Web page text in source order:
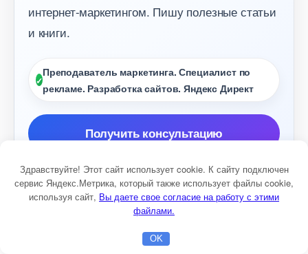
интернет-маркетингом. Пишу полезные статьи
и книги.
Преподаватель маркетинга. Специалист по
рекламе. Разработка сайтов. Яндекс Директ
Получить консультацию
Консультация маркетолога
Настройка Яндекс Директ Разработка сайто
Здравствуйте! Этот сайт использует cookie. К сайту подключен
сервис Яндекс.Метрика, который также использует файлы cookie,
используя сайт, ы даете свое согласие на работу с этими
файлами.
OK